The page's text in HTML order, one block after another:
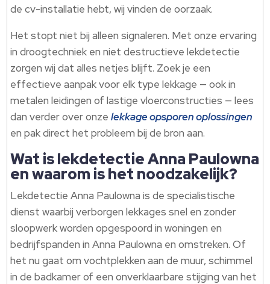
de cv-installatie hebt, wij vinden de oorzaak.​
Het stopt niet bij alleen signaleren.​ Met onze ervaring
in droogtechniek en niet destructieve lekdetectie
zorgen wij dat alles netjes blijft.​ Zoek je een
effectieve aanpak voor elk type lekkage — ook in
metalen leidingen of lastige vloerconstructies — lees
dan verder over onzelekkage opsporen oplossingen
en pak direct het probleem bij de bron aan.​
Wat is lekdetectie Anna Paulowna
en waarom is het noodzakelijk?
Lekdetectie Anna Paulowna is de specialistische
dienst waarbij verborgen lekkages snel en zonder
sloopwerk worden opgespoord in woningen en
bedrijfspanden in Anna Paulowna en omstreken.​ Of
het nu gaat om vochtplekken aan de muur, schimmel
in de badkamer of een onverklaarbare stijging van het